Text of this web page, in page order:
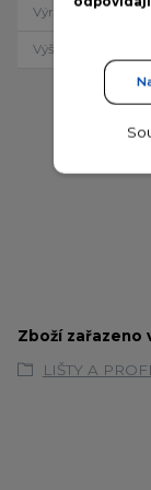
Výrobce
Výška
Zboží zařazeno
LIŠTY A